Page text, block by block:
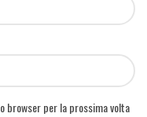
browser per la prossima volta